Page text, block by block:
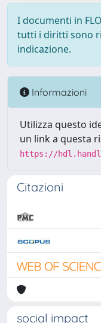
I documenti in
tutti i diritti sono
indicazione.
Informazioni
Utilizza questo
un link a questa
https://
Citazioni
social impact